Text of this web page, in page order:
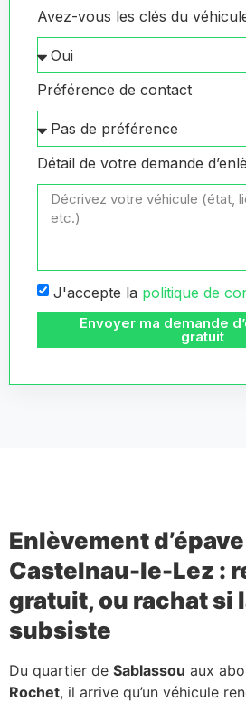
Avez-vous les clés du
Préférence de contact
Détail de votre demande
J'accepte la politique de
Envoyer ma demande
gratuit
Enlèvement
Castelnau-le-Lez :
gratuit, ou rachat si
subsiste
Du quartier de Sablassou aux
Rochet, il arrive qu’un véhicule